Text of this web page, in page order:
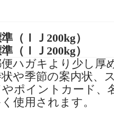
（ＩＪ200kg）
（ＩＪ200kg）
ハガキより少し厚
や季節の案内状、
やポイントカード、
使用されます。